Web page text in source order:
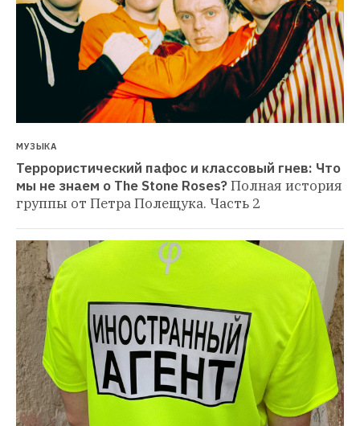
МУЗЫКА
Террористический пафос и классовый гнев: Что
мы не знаем о The Stone Roses?Полная история
группы от Петра Полещука. Часть 2